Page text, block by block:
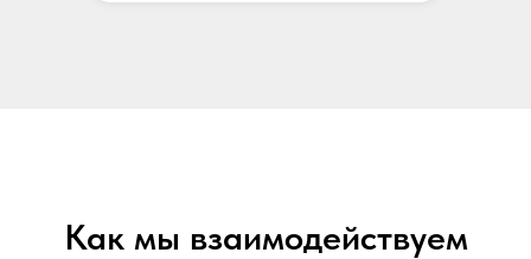
Как мы взаимодействуем